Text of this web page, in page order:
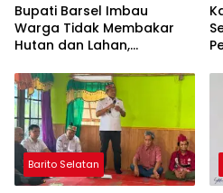
Bupati Barsel Imbau
Warga Tidak Membakar
Hutan dan Lahan,
Bebas Kabut Asap
Barito Selatan